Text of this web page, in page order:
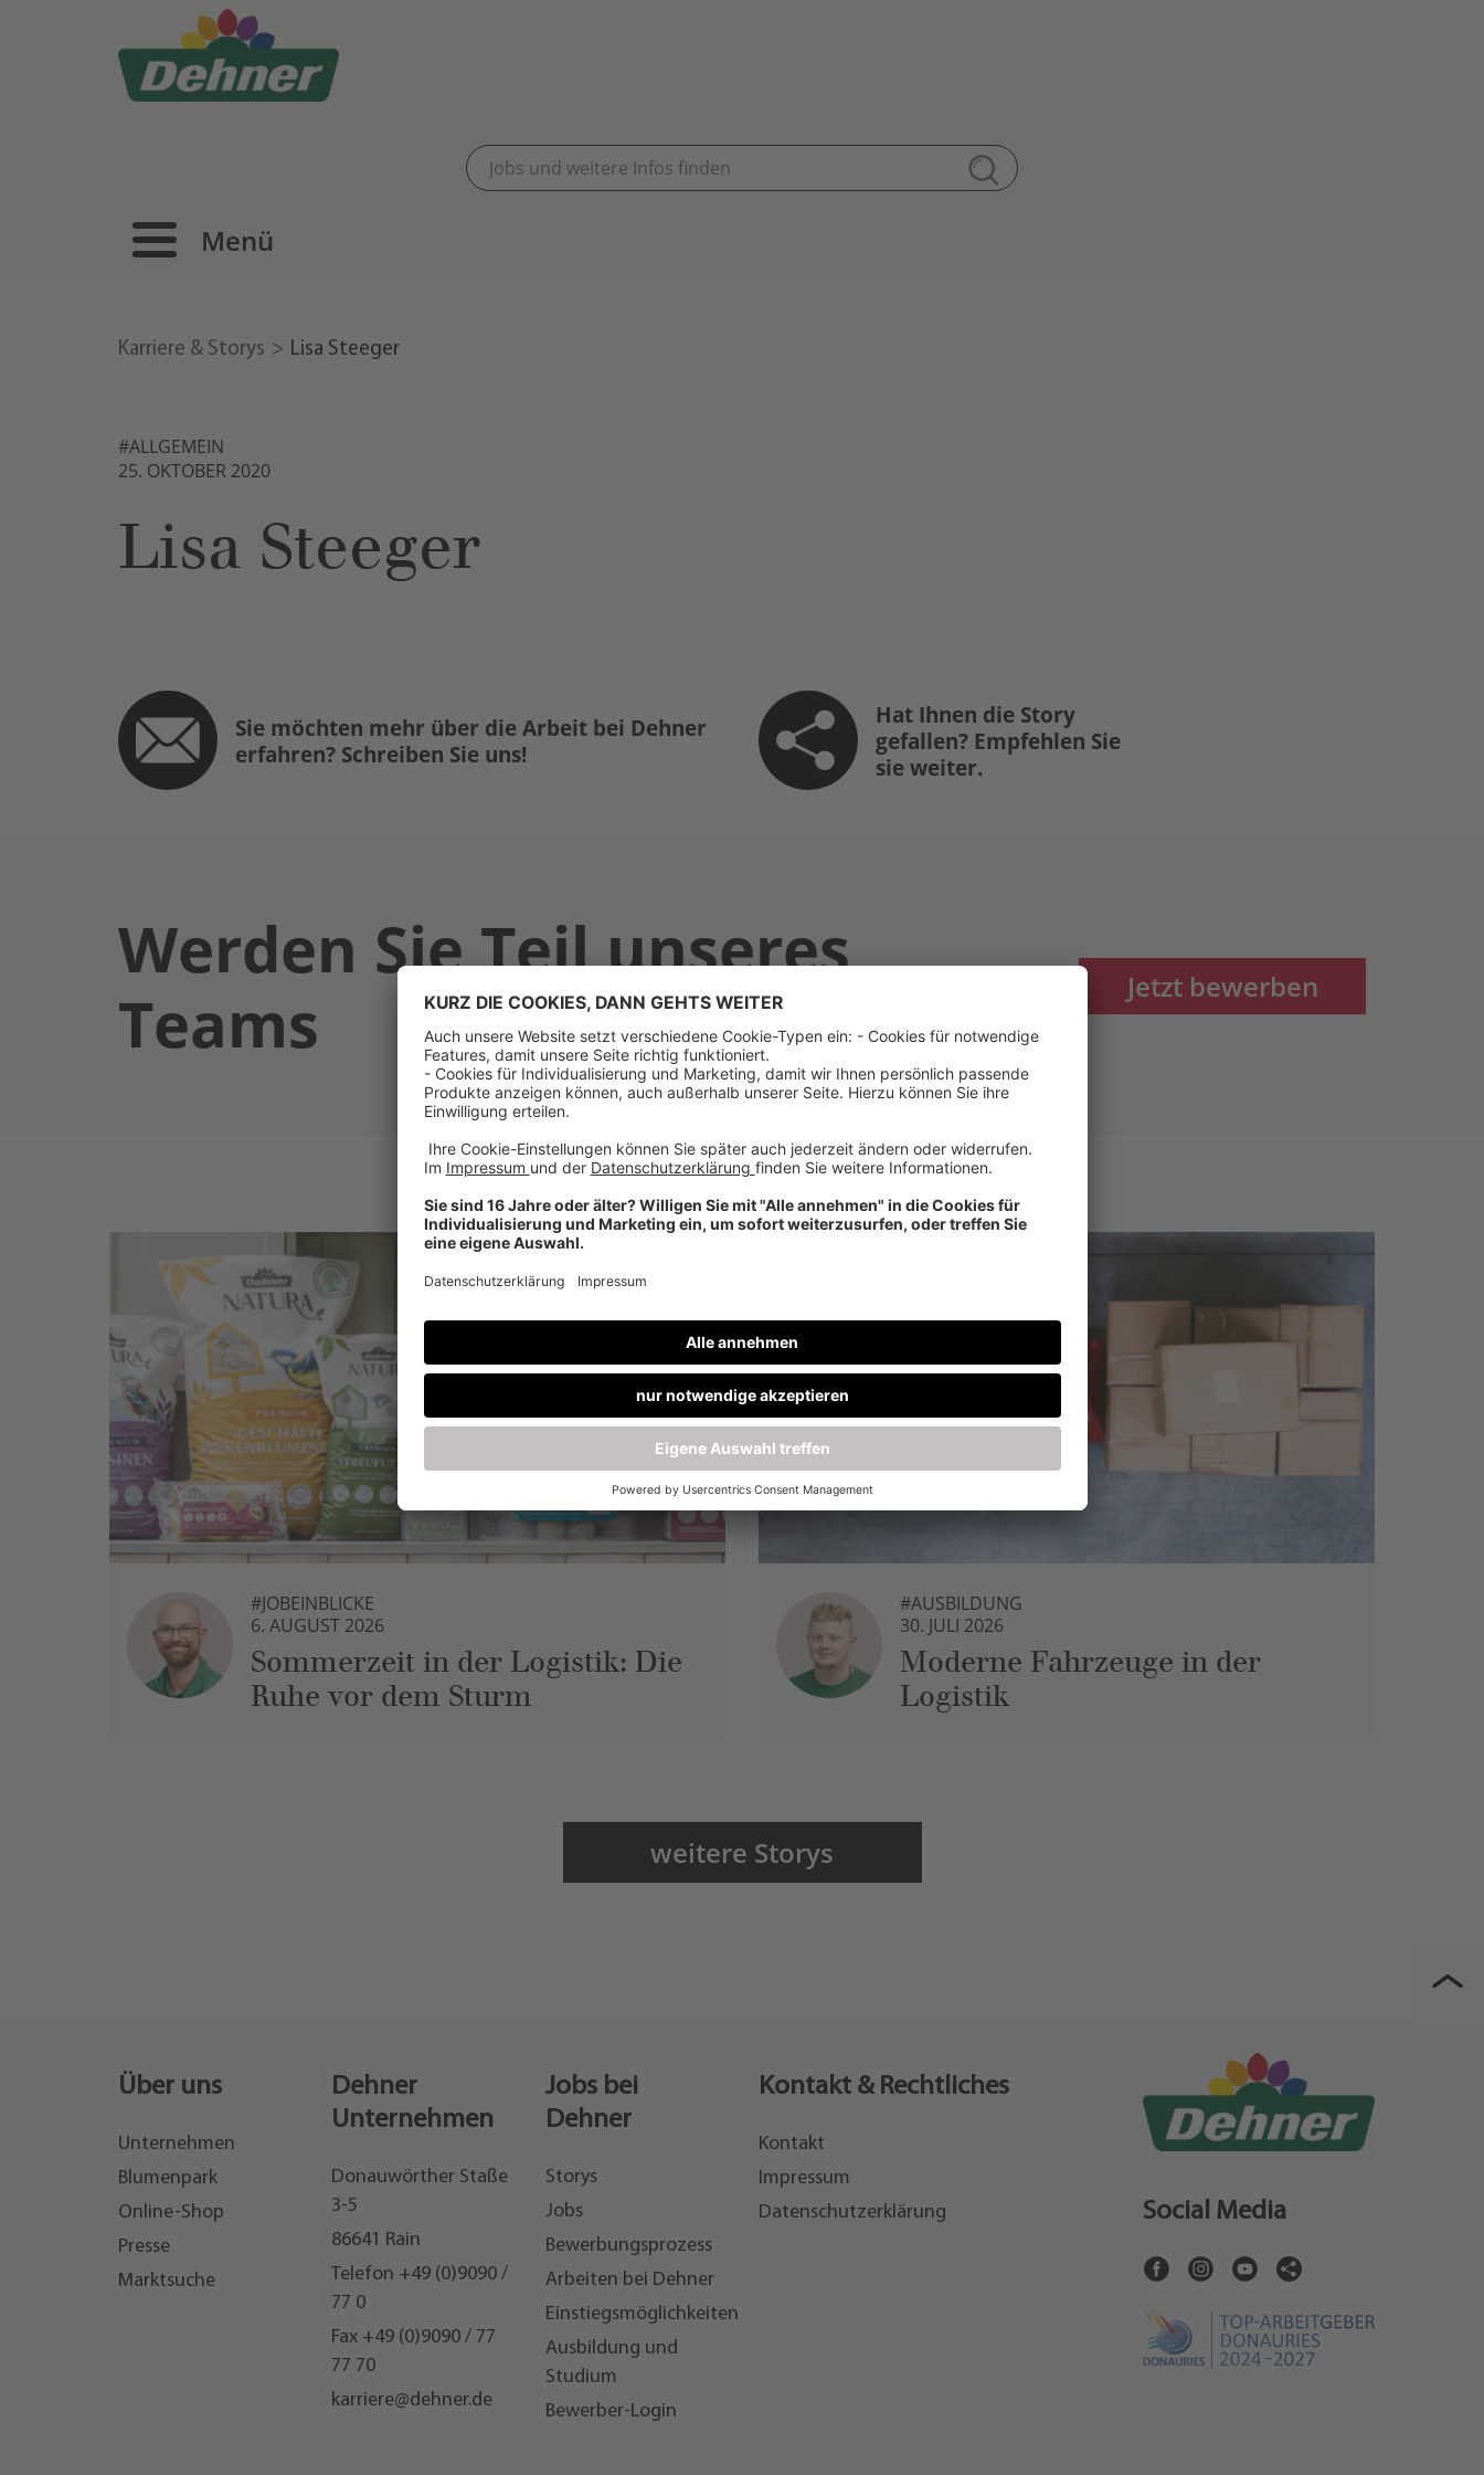
Menü
Karriere & Storys Lisa Steeger
#ALLGEMEIN
25. OKTOBER 2020
Lisa Steeger
Sie möchten mehr über die Arbeit bei Dehner
erfahren? Schreiben Sie uns!
Hat Ihnen die Story
gefallen? Empfehlen Sie
sie weiter.
Werden Sie Teil unseres
Teams
Jetzt bewerben
#JOBEINBLICKE
6. AUGUST 2026
Sommerzeit in der Logistik: Die
Ruhe vor dem Sturm
#AUSBILDUNG
30. JULI 2026
Moderne Fahrzeuge in der
Logistik
weitere Storys
Über uns
Unternehmen
Blumenpark
Online-Shop
Presse
Marktsuche
Dehner
Unternehmen
Donauwörther Staße
3-5
86641 Rain
Telefon +49 (0)9090 /
77 0
Fax +49 (0)9090 / 77
77 70
karriere@dehner.de
Jobs bei
Dehner
Storys
Jobs
Bewerbungsprozess
Arbeiten bei Dehner
Einstiegsmöglichkeiten
Ausbildung und
Studium
Bewerber-Login
Kontakt & Rechtliches
Kontakt
Impressum
Datenschutzerklärung
Social Media